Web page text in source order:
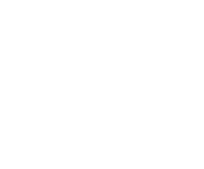
de Acero – Junio
acero crudo alcanzó
mientras el acumulado